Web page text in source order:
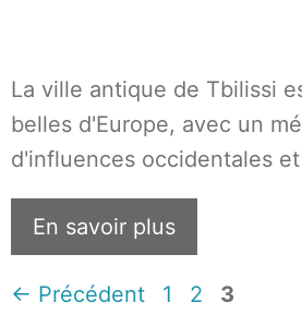
La ville antique de Tbilissi
belles d'Europe, avec un
d'influences occidentales
En savoir plus
← Précédent Page
1 Page
2 Page
3